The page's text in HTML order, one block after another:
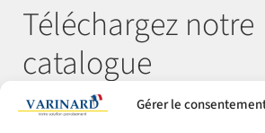
Gérer le
Téléchargez notre
catalogue